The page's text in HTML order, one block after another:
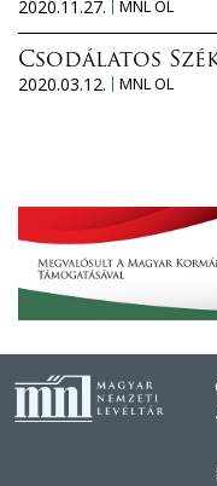
2020.11.27.
MNL OL
Csodálatos
2020.03.12.
MNL OL